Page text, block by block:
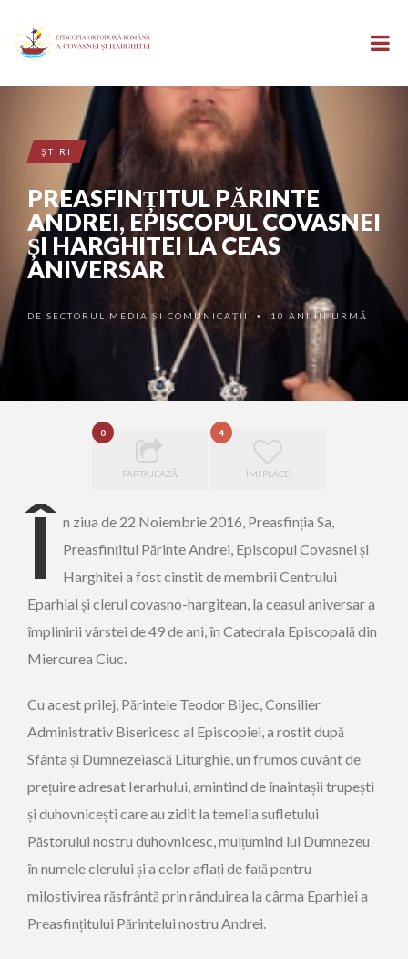
ŞTIRI
PREASFINȚITUL PĂRINTE
ANDREI, EPISCOPUL COVASNEI
ȘI HARGHITEI LA CEAS
ANIVERSAR
DE SECTORUL MEDIA ȘI COMUNICAȚII • 10 ANI ÎN URMĂ
0
PARTAJEAZĂ
4
ÎMI PLACE
Î n ziua de 22 Noiembrie 2016, Preasfinția Sa,
Preasfințitul Părinte Andrei, Episcopul Covasnei și
Harghitei a fost cinstit de membrii Centrului
Eparhial și clerul covasno-hargitean, la ceasul aniversar a
împlinirii vârstei de 49 de ani, în Catedrala Episcopală din
Miercurea Ciuc.
Cu acest prilej, Părintele Teodor Bijec, Consilier
Administrativ Bisericesc al Episcopiei, a rostit după
Sfânta și Dumnezeiască Liturghie, un frumos cuvânt de
prețuire adresat Ierarhului, amintind de înaintașii trupești
și duhovnicești care au zidit la temelia sufletului
Păstorului nostru duhovnicesc, mulțumind lui Dumnezeu
în numele clerului și a celor aflați de față pentru
milostivirea răsfrântă prin rânduirea la cârma Eparhiei a
Preasfințitului Părintelui nostru Andrei.